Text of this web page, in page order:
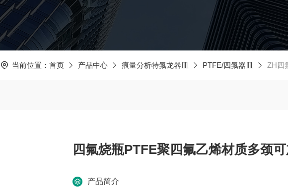
当前位置： 首页 产品中心 痕量分析特氟龙器皿 PTFE/四氟器皿 ZH四
四氟烧瓶PTFE聚四氟乙烯材质多颈
产品简介